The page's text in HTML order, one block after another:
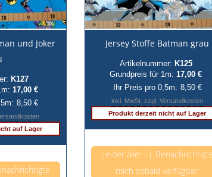
und Joker
K127
17,00 €
8,50 €
auf Lager
Jersey Stoffe Batman grau
Artikelnummer: K125
Grundpreis für 1m: 17,00 €
Ihr Preis pro 0,5m: 8,50 €
inkl. MwSt. zzgl. Versandkosten
Produkt derzeit nicht auf Lager
Leider alle! :-|
mich sobald verfügbar!